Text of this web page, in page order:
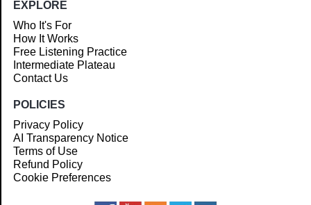
EXPLORE
Who It's For
How It Works
Free Listening Practice
Intermediate Plateau
Contact Us
POLICIES
Privacy Policy
AI Transparency Notice
Terms of Use
Refund Policy
Cookie Preferences